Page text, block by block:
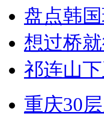
盘点韩
想过桥
祁连山
重庆30